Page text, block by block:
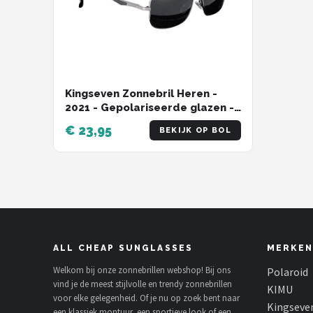
Kingseven Zonnebril Heren -
2021 - Gepolariseerde glazen -
Zwart - Grijs - Sunglasses
€ 23,95 BEKIJK OP BOL
ALL CHEAP SUNGLASSES
Welkom bij onze zonnebrillen webshop! Bij ons
vind je de meest stijlvolle en trendy zonnebrillen
voor elke gelegenheid. Of je nu op zoek bent naar
MERKEN
Polaroid
KIMU